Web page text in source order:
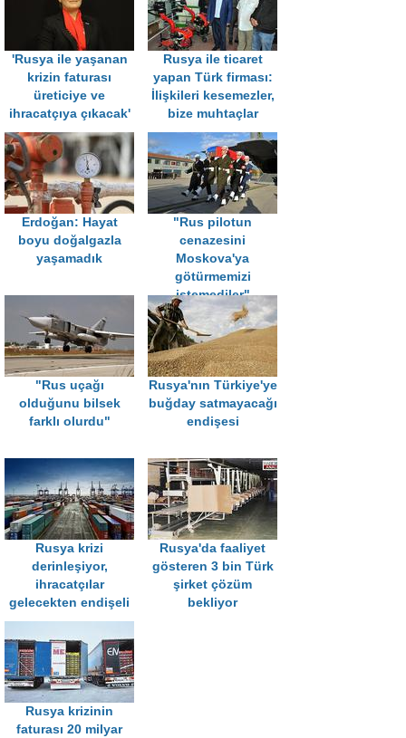
'Rusya ile yaşanan
krizin faturası
üreticiye ve
ihracatçıya çıkacak'
Rusya ile ticaret
yapan Türk firması:
İlişkileri kesemezler,
bize muhtaçlar
Erdoğan: Hayat
boyu doğalgazla
yaşamadık
"Rus pilotun
cenazesini
Moskova'ya
götürmemizi
istemediler"
"Rus uçağı
olduğunu bilsek
farklı olurdu"
Rusya'nın Türkiye'ye
buğday satmayacağı
endişesi
Rusya krizi
derinleşiyor,
ihracatçılar
gelecekten endişeli
Rusya'da faaliyet
gösteren 3 bin Türk
şirket çözüm
bekliyor
Rusya krizinin
faturası 20 milyar